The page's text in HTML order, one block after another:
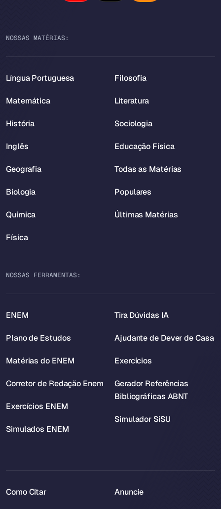
NOSSAS MATÉRIAS:
Língua Portuguesa
Matemática
História
Inglês
Geografia
Biologia
Química
Física
Filosofia
Literatura
Sociologia
Educação Física
Todas as Matérias
Populares
Últimas Matérias
NOSSAS FERRAMENTAS:
ENEM
Plano de Estudos
Matérias do ENEM
Corretor de Redação Enem
Exercícios ENEM
Simulados ENEM
Tira Dúvidas IA
Ajudante de Dever de Casa
Exercícios
Gerador Referências
Bibliográficas ABNT
Simulador SiSU
Como Citar Anuncie